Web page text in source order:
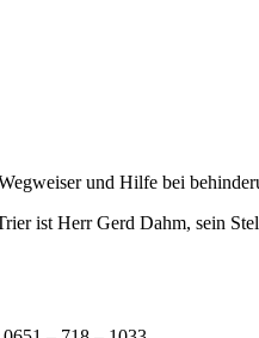
und Hilfe bei
ist Herr Gerd Dahm, sein